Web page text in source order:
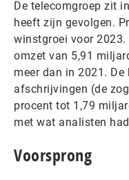
De telecomgroep zit
heeft zijn gevolgen.
winstgroei voor 2023.
omzet van 5,91
meer dan in 2021.
afschrijvingen (de
procent tot 1,79
met wat analisten
Voorsprong